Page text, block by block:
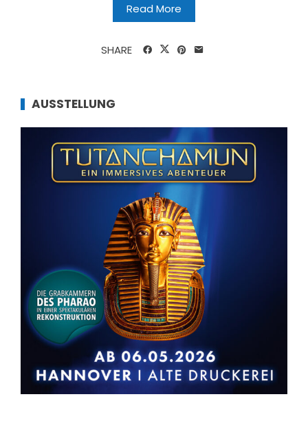
Read More
SHARE
AUSSTELLUNG